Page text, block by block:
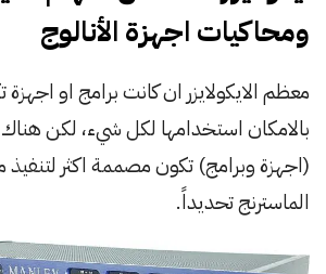
ومحاكيات اجهزة الأنالوج
معظم الايكولايزر ان كانت برامج او
بالامكان استخدامها لكل شيء، لكن هناك
(اجهزة وبرامج) تكون مصممة اكثر
الماسترنج تحديداً.